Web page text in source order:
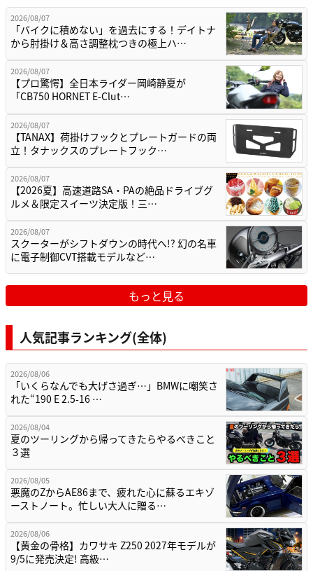
2026/08/07
「バイクに積めない」を過去にする！デイトナ
から肘掛け＆高さ調整枕つきの極上ハ…
2026/08/07
【プロ驚愕】全日本ライダー岡崎静夏が
「CB750 HORNET E-Clut…
2026/08/07
【TANAX】荷掛けフックとプレートガードの両
立！タナックスのプレートフック…
2026/08/07
【2026夏】高速道路SA・PAの絶品ドライブグ
ルメ＆限定スイーツ決定版！三…
2026/08/07
スクーターがシフトダウンの時代へ!? 幻の名車
に電子制御CVT搭載モデルなど…
もっと見る
人気記事ランキング(全体)
2026/08/06
「いくらなんでも大げさ過ぎ…」BMWに嘲笑さ
れた“190 E 2.5-16 …
2026/08/04
夏のツーリングから帰ってきたらやるべきこと
３選
2026/08/05
悪魔のZからAE86まで、疲れた心に蘇るエキゾ
ーストノート。忙しい大人に贈る…
2026/08/06
【黄金の骨格】カワサキ Z250 2027年モデルが
9/5に発売決定! 高級…